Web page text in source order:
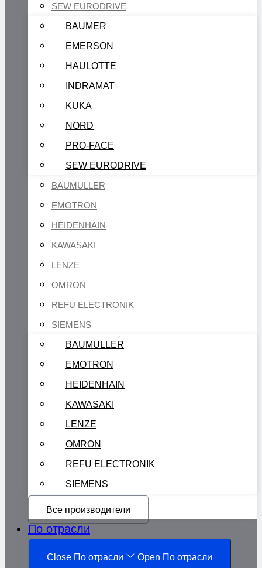
SEW EURODRIVE
BAUMER
EMERSON
HAULOTTE
INDRAMAT
KUKA
NORD
PRO-FACE
SEW EURODRIVE
BAUMULLER
EMOTRON
HEIDENHAIN
KAWASAKI
LENZE
OMRON
REFU ELECTRONIK
SIEMENS
BAUMULLER
EMOTRON
HEIDENHAIN
KAWASAKI
LENZE
OMRON
REFU ELECTRONIK
SIEMENS
Все производители
По отрасли
Close По отрасли Open По отрасли